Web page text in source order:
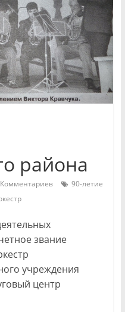
района
90-летие
звание
учреждения
центр